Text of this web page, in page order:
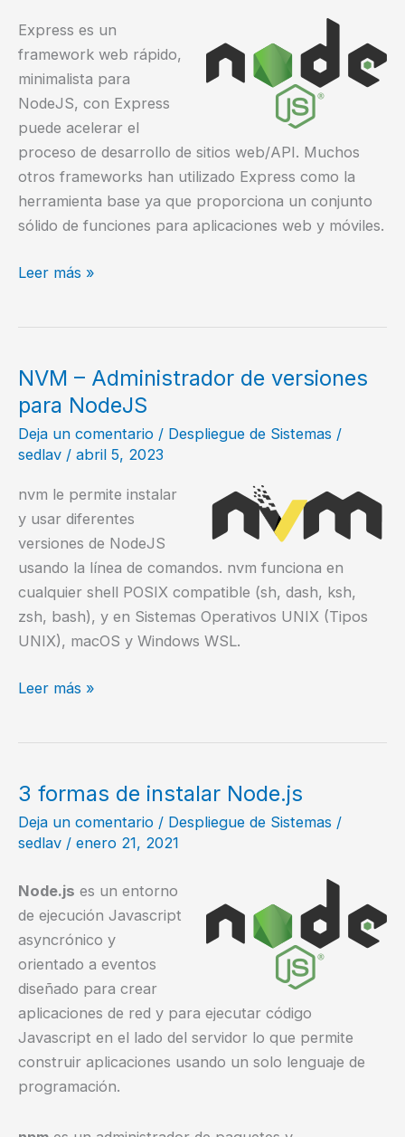
Express es un
framework web rápido,
minimalista para
NodeJS, con Express
puede acelerar el
proceso de desarrollo de sitios web/API. Muchos
otros frameworks han utilizado Express como la
herramienta base ya que proporciona un conjunto
sólido de funciones para aplicaciones web y móviles.
Instalando
Framework
Para
NodeJS
Leer más »
NVM – Administrador de versiones
para NodeJS
Deja un comentario / Despliegue de Sistemas /
sedlav / abril 5, 2023
nvm le permite instalar
y usar diferentes
versiones de NodeJS
usando la línea de comandos. nvm funciona en
cualquier shell POSIX compatible (sh, dash, ksh,
zsh, bash), y en Sistemas Operativos UNIX (Tipos
UNIX), macOS y Windows WSL.
NVM
versiones
NodeJS
Leer más »
3 formas de instalar Node.js
Deja un comentario / Despliegue de Sistemas /
sedlav / enero 21, 2021
Node.js es un entorno
de ejecución Javascript
asyncrónico y
orientado a eventos
diseñado para crear
aplicaciones de red y para ejecutar código
Javascript en el lado del servidor lo que permite
construir aplicaciones usando un solo lenguaje de
programación.